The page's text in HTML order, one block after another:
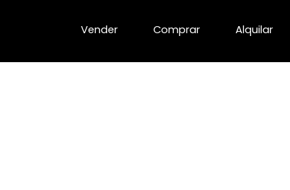
Vender Comprar Alquilar